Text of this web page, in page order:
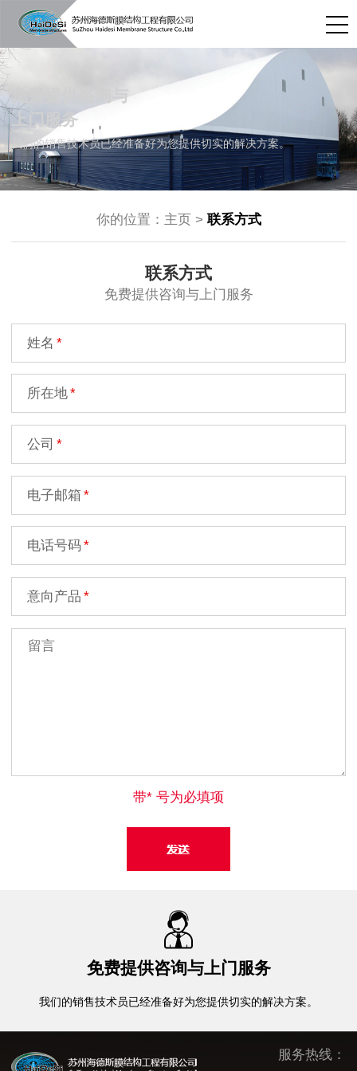
免费提供咨询与
上门服务
我们的销售技术员已经准备好为您提供切实的解决方案。
你的位置： 主页> 联系方式
联系方式
免费提供咨询与上门服务
姓名
所在地
公司
电子邮箱
电话号码
意向产品
带* 号为必填项
免费提供咨询与上门服务
我们的销售技术员已经准备好为您提供切实的解决方案。
服务热线：